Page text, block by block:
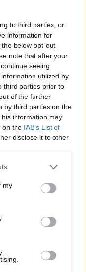
to third parties, or
information for
below opt-out
note that after your
seeing
utilized by
third parties prior to
of the further
by third parties on the
information may
on the IAB’s List of
disclose it to other
my
a quello di
diventate meno
esso è tornato a
c’è una nuova
del nostro
ai carburanti
certamente
a salire
al ribasso, nelle
che certamente
automobilisti
la discesa del
delle ultime